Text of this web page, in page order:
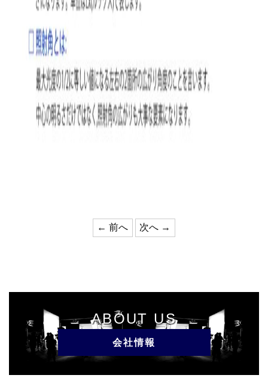
← 前へ 次へ →
ABOUT US
会社情報